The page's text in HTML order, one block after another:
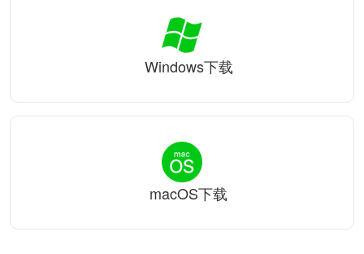
Windows下载
macOS下载